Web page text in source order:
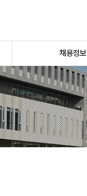
채용정보